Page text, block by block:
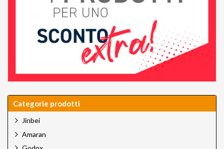
Categorie prodotti
Jinbei
Amaran